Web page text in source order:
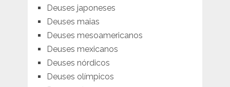
Deuses japoneses
Deuses maias
Deuses mesoamericanos
Deuses mexicanos
Deuses nórdicos
Deuses olímpicos